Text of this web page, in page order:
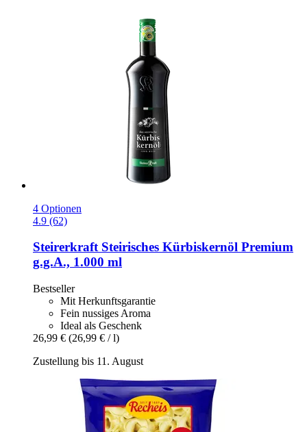
4 Optionen
4.9 (62)
SteirerkraftSteirisches Kürbiskernöl Premium
g.g.A., 1.000 ml
Bestseller
Mit Herkunftsgarantie
Fein nussiges Aroma
Ideal als Geschenk
26,99 € (26,99 € / l)
Zustellung bis 11. August